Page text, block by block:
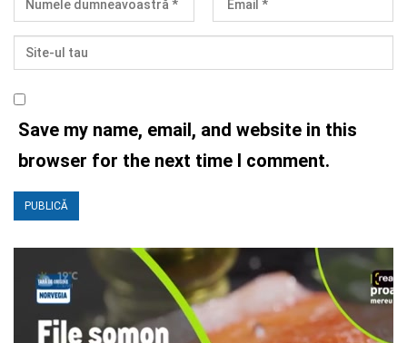
Save my name, email, and website in this
browser for the next time I comment.